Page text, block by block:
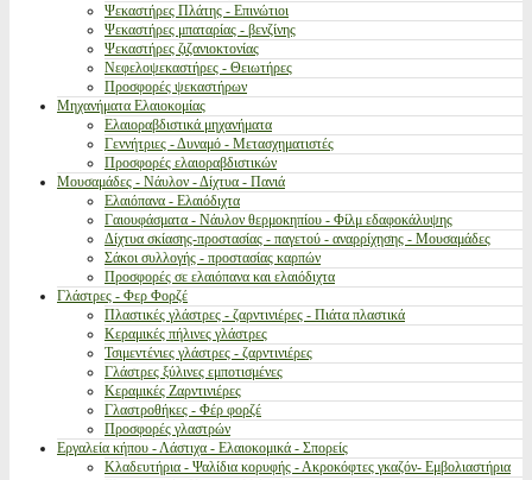
Ψεκαστήρες Πλάτης - Επινώτιοι
Ψεκαστήρες μπαταρίας - βενζίνης
Ψεκαστήρες ζιζανιοκτονίας
Νεφελοψεκαστήρες - Θειωτήρες
Προσφορές ψεκαστήρων
Μηχανήματα Ελαιοκομίας
Ελαιοραβδιστικά μηχανήματα
Γεννήτριες - Δυναμό - Μετασχηματιστές
Προσφορές ελαιοραβδιστικών
Μουσαμάδες - Νάυλον - Δίχτυα - Πανιά
Ελαιόπανα - Ελαιόδιχτα
Γαιουφάσματα - Νάυλον θερμοκηπίου - Φίλμ εδαφοκάλυψης
Δίχτυα σκίασης-προστασίας - παγετού - αναρρίχησης - Μουσαμάδες
Σάκοι συλλογής - προστασίας καρπών
Προσφορές σε ελαιόπανα και ελαιόδιχτα
Γλάστρες - Φερ Φορζέ
Πλαστικές γλάστρες - ζαρντινιέρες - Πιάτα πλαστικά
Κεραμικές πήλινες γλάστρες
Τσιμεντένιες γλάστρες - ζαρντινιέρες
Γλάστρες ξύλινες εμποτισμένες
Κεραμικές Ζαρντινιέρες
Γλαστροθήκες - Φέρ φορζέ
Προσφορές γλαστρών
Εργαλεία κήπου - Λάστιχα - Ελαιοκομικά - Σπορείς
Κλαδευτήρια - Ψαλίδια κορυφής - Ακροκόφτες γκαζόν- Εμβολιαστήρια